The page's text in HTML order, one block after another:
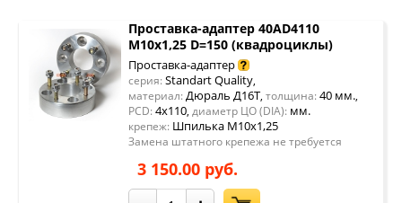
Проставка-адаптер 40AD4110
М10х1,25 D=150 (квадроциклы)
Проставка-адаптер
серия: Standart Quality,
материал: Дюраль Д16Т, толщина: 40 мм.,
PCD: 4x110, диаметр ЦО (DIA): мм.
крепеж: Шпилька М10х1,25
Замена штатного крепежа не требуется
3 150.00 руб.